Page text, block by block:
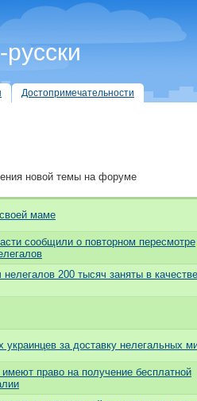
Достопримечательности
новой темы на форуме
маме
сообщили о повторном пересмотре
200 тысяч заняты в качестве
за доставку нелегальных
право на получение бесплатной